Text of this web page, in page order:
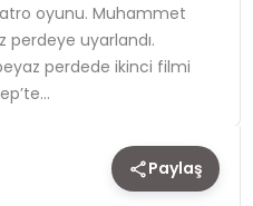
oyunu. Muhammet
perdeye uyarlandı.
perdede ikinci filmi
Paylaş